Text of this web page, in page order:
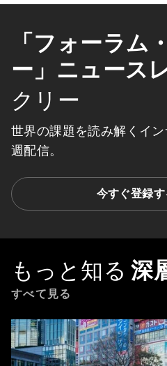
「フォーラム
ー」ニュース
クリー
世界の課題を読み解くイ
週配信。
今すぐ登録す
もっと知る 深
すべて見る